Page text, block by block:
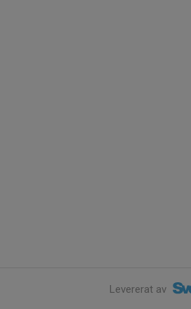
Levererat av